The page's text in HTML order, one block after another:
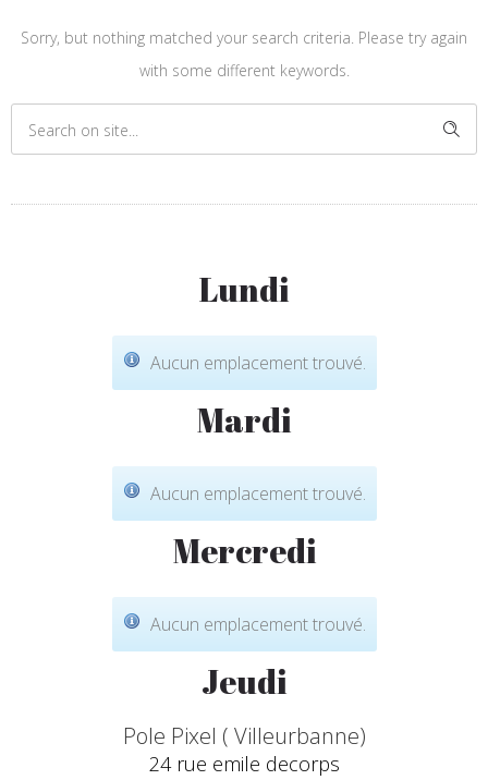
Sorry, but nothing matched your search criteria. Please try again
with some different keywords.
Lundi
Aucun emplacement trouvé.
Mardi
Aucun emplacement trouvé.
Mercredi
Aucun emplacement trouvé.
Jeudi
Pole Pixel ( Villeurbanne)
24 rue emile decorps